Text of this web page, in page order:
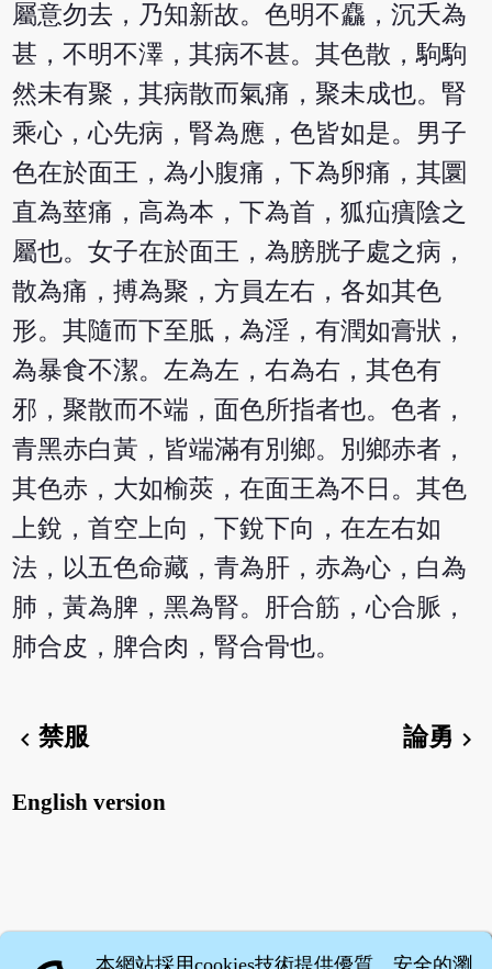
屬意勿去，乃知新故。色明不麤，沉夭為
甚，不明不澤，其病不甚。其色散，駒駒
然未有聚，其病散而氣痛，聚未成也。腎
乘心，心先病，腎為應，色皆如是。男子
色在於面王，為小腹痛，下為卵痛，其圜
直為莖痛，高為本，下為首，狐疝㿉陰之
屬也。女子在於面王，為膀胱子處之病，
散為痛，搏為聚，方員左右，各如其色
形。其隨而下至胝，為淫，有潤如膏狀，
為暴食不潔。左為左，右為右，其色有
邪，聚散而不端，面色所指者也。色者，
青黑赤白黃，皆端滿有別鄉。別鄉赤者，
其色赤，大如榆莢，在面王為不日。其色
上銳，首空上向，下銳下向，在左右如
法，以五色命藏，青為肝，赤為心，白為
肺，黃為脾，黑為腎。肝合筋，心合脈，
肺合皮，脾合肉，腎合骨也。
chevron_left禁服 論勇 chevron_right
English version
本網站採用cookies技術提供優質、安全的瀏